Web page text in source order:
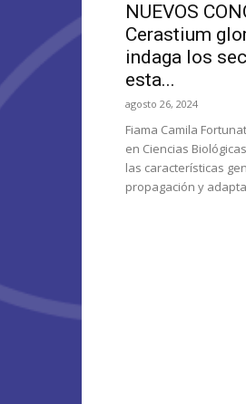
NUEVOS
Cerastium
indaga los
esta...
agosto 26, 2024
Fiama Camila
en Ciencias
las características
propagación y